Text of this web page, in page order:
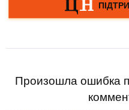
Произошла ошибка